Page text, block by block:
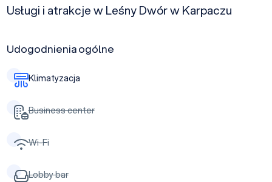
Usługi i atrakcje w Leśny Dwór w Karpaczu
Udogodnienia ogólne
Klimatyzacja
Business center
Wi-Fi
Lobby bar